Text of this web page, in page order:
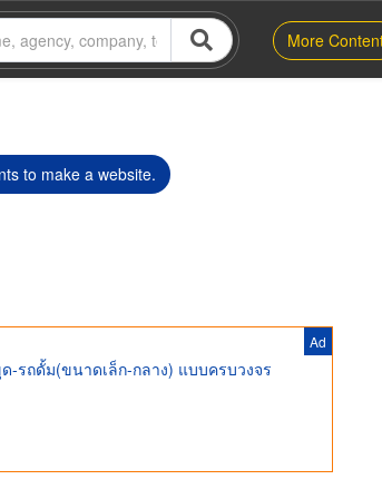
More
to make a website.
Ad
-รถดั้ม(ขนาดเล็ก-กลาง) แบบครบวงจร